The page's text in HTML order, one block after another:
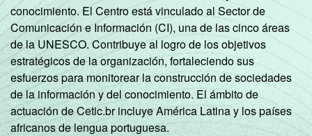
conocimiento. El Centro está vinculado al Sector de
Comunicación e Información (CI), una de las cinco áreas
de la UNESCO. Contribuye al logro de los objetivos
estratégicos de la organización, fortaleciendo sus
esfuerzos para monitorear la construcción de sociedades
de la información y del conocimiento. El ámbito de
actuación de Cetic.br incluye América Latina y los países
africanos de lengua portuguesa.